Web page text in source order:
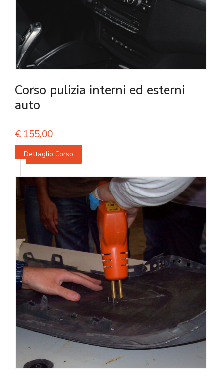
Corso pulizia interni ed esterni
auto
€ 155,00
Dettaglio Corso